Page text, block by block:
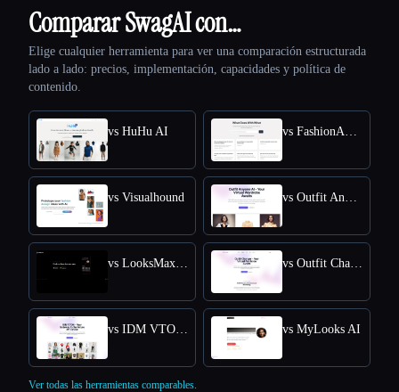
Comparar SwagAI con…
Elige cualquier herramienta para ver una comparación estructurada
lado a lado: precios, implementación, capacidades y política de
contenido.
vs HuHu AI
vs Visualhound
vs MyLooks AI
Ver todas las herramientas comparables.